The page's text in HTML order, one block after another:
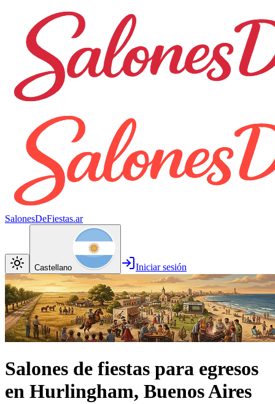
SalonesDeFiestas.ar
Castellano Iniciar sesión
Salones de fiestas para egresos
en Hurlingham, Buenos Aires